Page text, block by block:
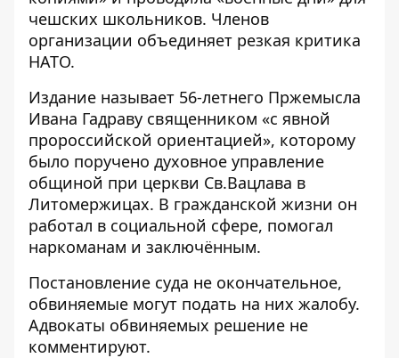
чешских школьников. Членов
организации объединяет резкая критика
НАТО.
Издание называет 56-летнего Пржемысла
Ивана Гадраву священником «с явной
пророссийской ориентацией», которому
было поручено духовное управление
общиной при церкви Св.Вацлава в
Литомержицах. В гражданской жизни он
работал в социальной сфере, помогал
наркоманам и заключённым.
Постановление суда не окончательное,
обвиняемые могут подать на них жалобу.
Адвокаты обвиняемых решение не
комментируют.